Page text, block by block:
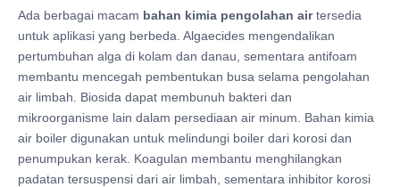
Ada berbagai macam bahan kimia pengolahan airtersedia
untuk aplikasi yang berbeda. Algaecides mengendalikan
pertumbuhan alga di kolam dan danau, sementara antifoam
membantu mencegah pembentukan busa selama pengolahan
air limbah. Biosida dapat membunuh bakteri dan
mikroorganisme lain dalam persediaan air minum. Bahan kimia
air boiler digunakan untuk melindungi boiler dari korosi dan
penumpukan kerak. Koagulan membantu menghilangkan
padatan tersuspensi dari air limbah, sementara inhibitor korosi